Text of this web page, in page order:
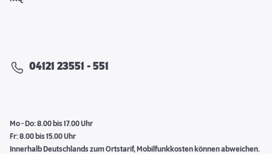
04121 23551 - 551
Mo - Do: 8.00 bis 17.00 Uhr
Fr: 8.00 bis 15.00 Uhr
Innerhalb Deutschlands zum Ortstarif, Mobilfunkkosten können abweichen.